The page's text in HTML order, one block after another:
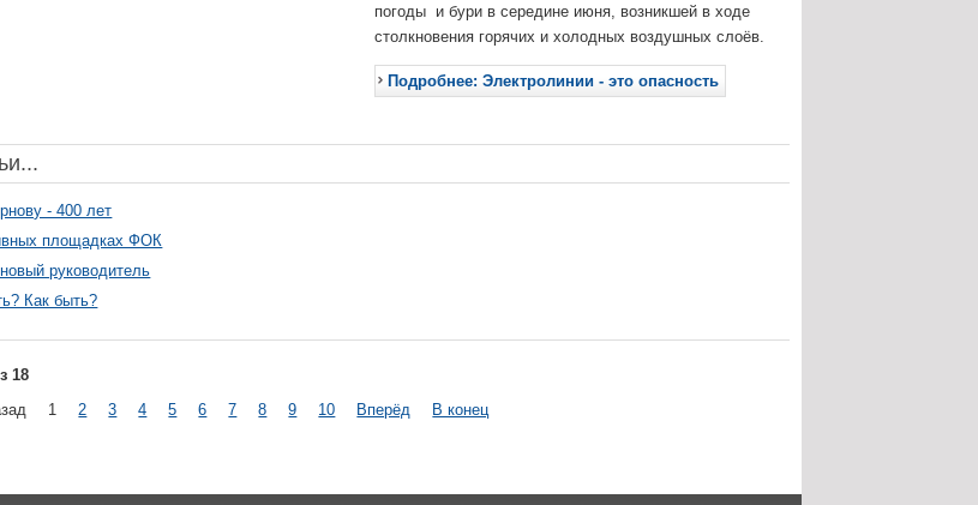
погоды и бури в середине июня, возникшей в ходе
столкновения горячих и холодных воздушных слоёв.
Подробнее: Электролинии - это опасность
- 400 лет
площадках ФОК
руководитель
Как быть?
18
1 2 3 4 5 6 7 8 9 10 Вперёд В конец